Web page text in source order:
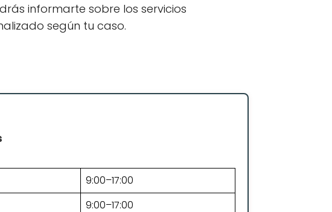
informarte sobre los servicios
según tu caso.
9:00–17:00
9:00–17:00